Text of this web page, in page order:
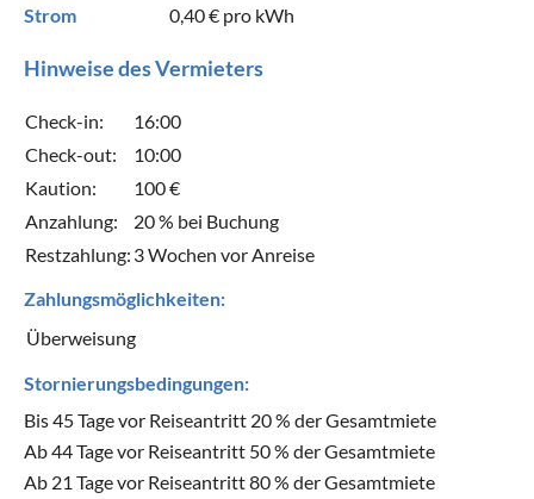
Strom
0,40 € pro kWh
Hinweise des Vermieters
Check-in:
16:00
Check-out:
10:00
Kaution:
100 €
Anzahlung:
20 % bei Buchung
Restzahlung: 3 Wochen vor Anreise
Zahlungsmöglichkeiten:
Überweisung
Stornierungsbedingungen:
Bis 45 Tage vor Reiseantritt 20 % der Gesamtmiete
Ab 44 Tage vor Reiseantritt 50 % der Gesamtmiete
Ab 21 Tage vor Reiseantritt 80 % der Gesamtmiete